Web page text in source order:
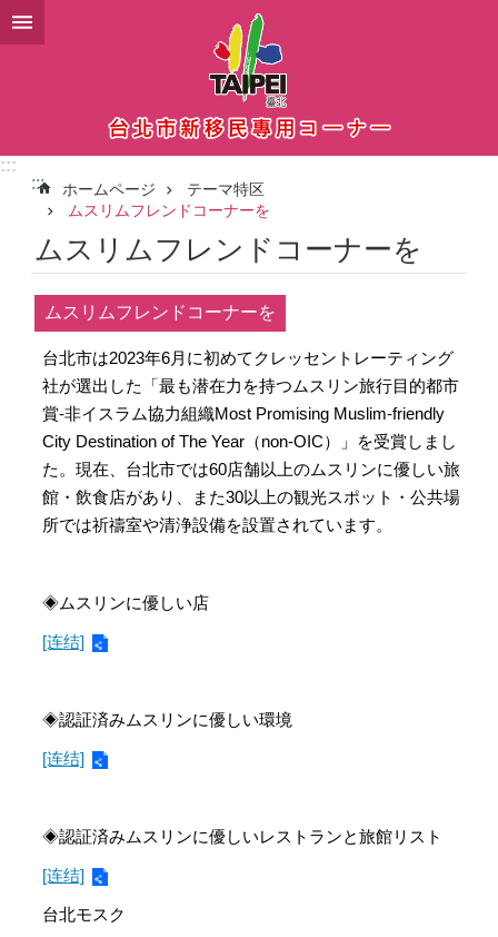
メインコンテンツブロックにスキップ
:::
:::
ホームページ
テーマ特区
ムスリムフレンドコーナーを
ムスリムフレンドコーナーを
ムスリムフレンドコーナーを
台北市は2023年6月に初めてクレッセントレーティング
社が選出した「最も潜在力を持つムスリン旅行目的都市
賞-非イスラム協力組織Most Promising Muslim-friendly
City Destination of The Year（non-OIC）」を受賞しまし
た。現在、台北市では60店舗以上のムスリンに優しい旅
館・飲食店があり、また30以上の観光スポット・公共場
所では祈禱室や清浄設備を設置されています。
◈ムスリンに優しい店
[连结]
◈認証済みムスリンに優しい環境
[连结]
◈認証済みムスリンに優しいレストランと旅館リスト
[连结]
台北モスク